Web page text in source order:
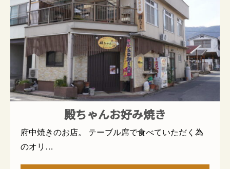
殿ちゃんお好み焼き
府中焼きのお店。 テーブル席で食べていただく為
のオリ…